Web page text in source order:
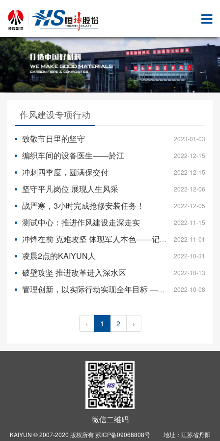
作风建设专项行动
致敬节日里的坚守 2023-01-03
编织车间的设备医生——於江 2022-12-15
冲刺四季度，圆满保交付 2022-12-15
坚守平凡岗位 展现人生风采 2022-12-06
战严寒，3小时完成抢修安装任务！ 2022-12-05
测试中心：推进作风建设走深走实 2022-11-15
冲锋在前 克难攻坚 体现军人本色——记先进制造事业部党员盛辉平 2022-11-01
凌晨2点的KAIYUN人 2022-10-31
破壁攻坚 推进改革进入深水区 2022-10-13
管理创新，以实际行动实现全年目标 ——“大干100天，冲刺四季度”作风建设系列评论之四 2022-10-08
‹ 1 2 ›
微信二维码
KAIYUN © 2007-2020 版权所有苏ICP备09068808号地址：江苏省丹阳